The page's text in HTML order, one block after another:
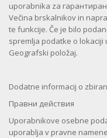
uporabnika za
Večina brskalnikov in
te funkcije. Če je bilo
spremlja podatke o
Geografski položaj.
Dodatne informacij o
Правни действия
Uporabnikove osebne
uporablja v pravne